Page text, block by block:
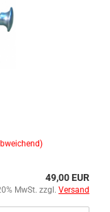
49,00 EUR
MwSt. zzgl. Versand